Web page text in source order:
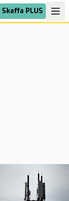
Skaffa PLUS